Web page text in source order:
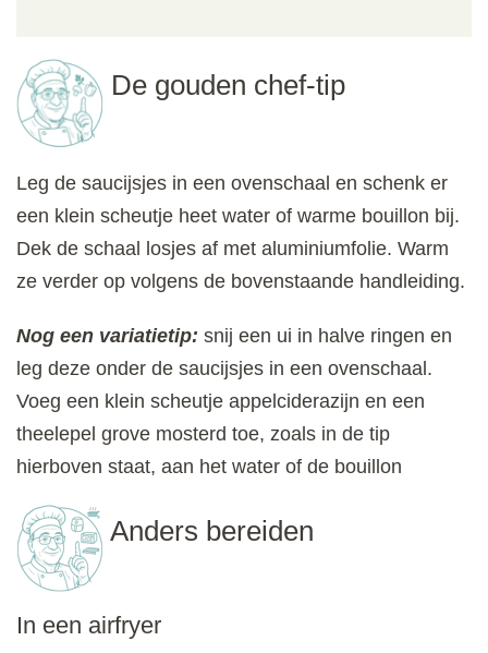
De gouden chef-tip
Leg de saucijsjes in een ovenschaal en schenk er
een klein scheutje heet water of warme bouillon bij.
Dek de schaal losjes af met aluminiumfolie. Warm
ze verder op volgens de bovenstaande handleiding.
Nog een variatietip: snij een ui in halve ringen en
leg deze onder de saucijsjes in een ovenschaal.
Voeg een klein scheutje appelciderazijn en een
theelepel grove mosterd toe, zoals in de tip
hierboven staat, aan het water of de bouillon
Anders bereiden
In een airfryer